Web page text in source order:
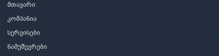
მთავარი
კომპანია
სერვისები
ნამუშევრები